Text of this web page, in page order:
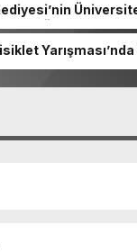
son gün 7 Ağustos.